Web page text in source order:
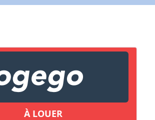
À LOUER
(sera inclus dans courriel)